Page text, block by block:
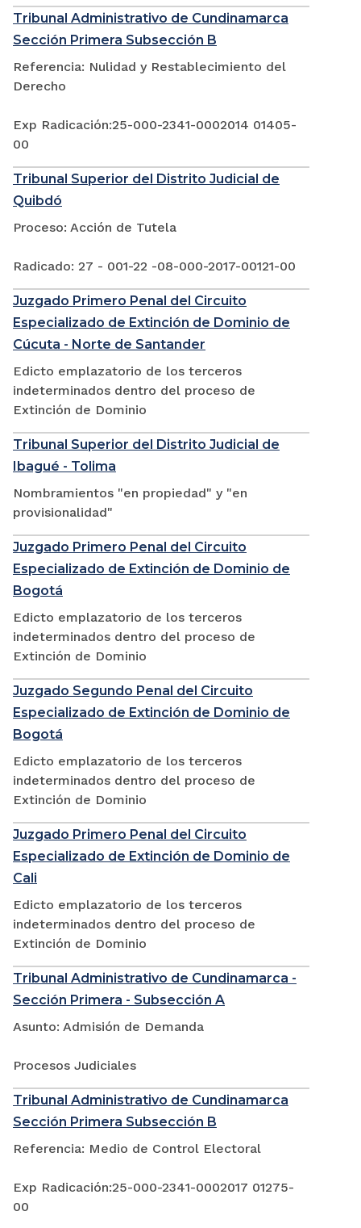
Tribunal Administrativo de Cundinamarca
Sección Primera Subsección B
Referencia: Nulidad y Restablecimiento del
Derecho
Exp Radicación:25-000-2341-0002014 01405-
00
Tribunal Superior del Distrito Judicial de
Quibdó
Proceso: Acción de Tutela
Radicado: 27 - 001-22 -08-000-2017-00121-00
Juzgado Primero Penal del Circuito
Especializado de Extinción de Dominio de
Cúcuta - Norte de Santander
Edicto emplazatorio de los terceros
indeterminados dentro del proceso de
Extinción de Dominio
Tribunal Superior del Distrito Judicial de
Ibagué - Tolima
Nombramientos "en propiedad" y "en
provisionalidad"
Juzgado Primero Penal del Circuito
Especializado de Extinción de Dominio de
Bogotá
Edicto emplazatorio de los terceros
indeterminados dentro del proceso de
Extinción de Dominio
Juzgado Segundo Penal del Circuito
Especializado de Extinción de Dominio de
Bogotá
Edicto emplazatorio de los terceros
indeterminados dentro del proceso de
Extinción de Dominio
Juzgado Primero Penal del Circuito
Especializado de Extinción de Dominio de
Cali
Edicto emplazatorio de los terceros
indeterminados dentro del proceso de
Extinción de Dominio
Tribunal Administrativo de Cundinamarca -
Sección Primera - Subsección A
Asunto: Admisión de Demanda
Procesos Judiciales
Tribunal Administrativo de Cundinamarca
Sección Primera Subsección B
Referencia: Medio de Control Electoral
Exp Radicación:25-000-2341-0002017 01275-
00